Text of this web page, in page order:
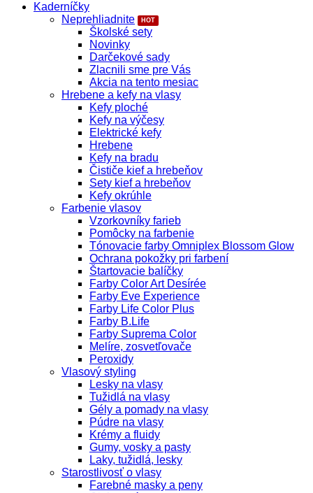
Kaderníčky
Neprehliadnite
Školské sety
Novinky
Darčekové sady
Zlacnili sme pre Vás
Akcia na tento mesiac
Hrebene a kefy na vlasy
Kefy ploché
Kefy na výčesy
Elektrické kefy
Hrebene
Kefy na bradu
Čističe kief a hrebeňov
Sety kief a hrebeňov
Kefy okrúhle
Farbenie vlasov
Vzorkovníky farieb
Pomôcky na farbenie
Tónovacie farby Omniplex Blossom Glow
Ochrana pokožky pri farbení
Štartovacie balíčky
Farby Color Art Desírée
Farby Eve Experience
Farby Life Color Plus
Farby B.Life
Farby Suprema Color
Melíre, zosvetľovače
Peroxidy
Vlasový styling
Lesky na vlasy
Tužidlá na vlasy
Gély a pomady na vlasy
Púdre na vlasy
Krémy a fluidy
Gumy, vosky a pasty
Laky, tužidlá, lesky
Starostlivosť o vlasy
Farebné masky a peny